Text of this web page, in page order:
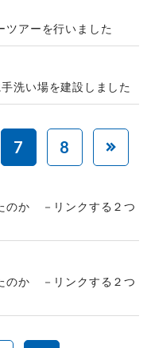
ツアーを行いました
洗い場を建設しました
7 8
のか －リンクする２つ
のか －リンクする２つ